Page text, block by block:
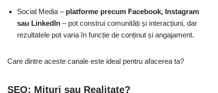
Social Media – platforme precum Facebook, Instagram
sau LinkedIn – pot construi comunități și interacțiuni, dar
rezultatele pot varia în funcție de conținut și angajament.
Care dintre aceste canale este ideal pentru afacerea ta?
SEO: Mituri sau Realitate?